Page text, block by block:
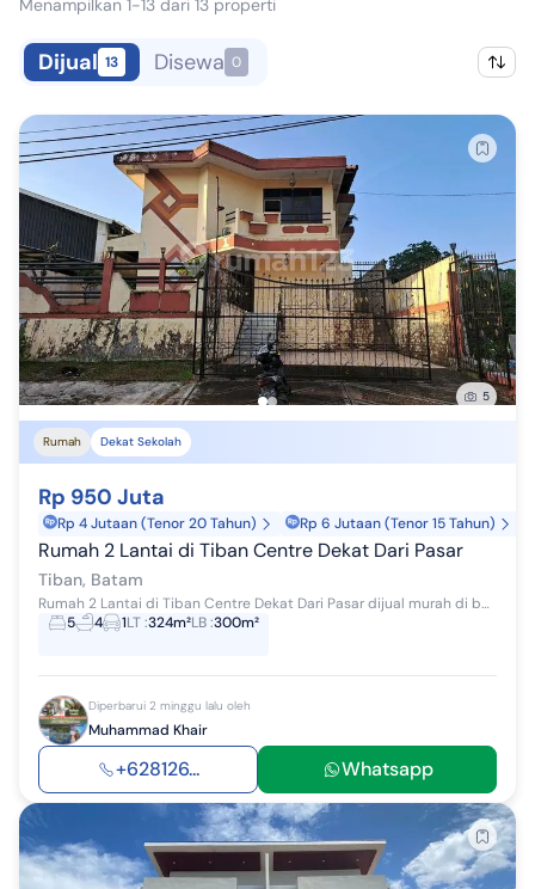
Menampilkan 1-13 dari 13 properti
Dijual 13 Disewa 0
5
Rumah Dekat Sekolah
Rp 950 Juta
Rp 4 Jutaan (Tenor 20 Tahun) Rp 6 Jutaan (Tenor 15 Tahun)
Rumah 2 Lantai di Tiban Centre Dekat Dari Pasar
Tiban, Batam
Rumah 2 Lantai di Tiban Centre Dekat Dari Pasar dijual murah di bawah harga pasar lokasi setrategis dekat dari: SPBU Vitka, Pasar, Kuliner, Perkan...
5
4 1LT:324m²LB:300m²
Diperbarui 2 minggu lalu oleh
Muhammad Khair
+628126... Whatsapp